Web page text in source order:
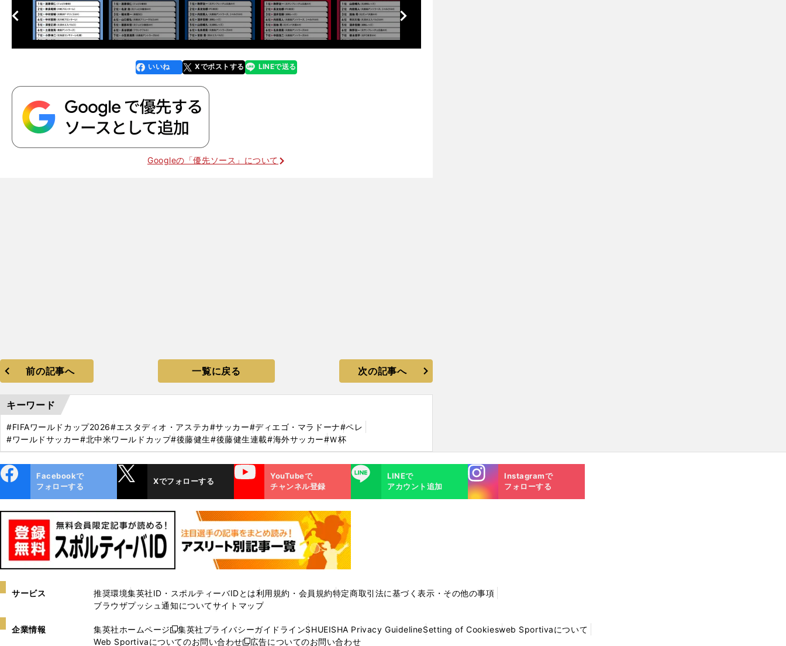
次
へ
前
へ
faceboo
k
いいね Xでポストする
line LINEで送る
Googleの「優先ソース」について
前の記事へ 一覧に戻る 次の記事へ
キーワード
#FIFAワールドカップ2026#エスタディオ・アステカ#サッカー#ディエゴ・マラドーナ#ペレ
#ワールドサッカー#北中米ワールドカップ#後藤健生#後藤健生連載#海外サッカー#Ｗ杯
ok
Facebookで
フォローする
Xでフォローする
YouTube
YouTubeで
チャンネル登録
LINE
LINEで
アカウント追加
Instagra
m
Instagramで
フォローする
サービス 推奨環境集英社ID・スポルティーバIDとは利用規約・会員規約特定商取引法に基づく表示・その他の事項
ブラウザプッシュ通知についてサイトマップ
企業情報 集英社ホームページ
新
し
集英社プライバシーガイドラインSHUEISHA Privacy GuidelineSetting of Cookiesweb Sportivaについて
Web Sportivaについてのお問い合わせ
新 広告についてのお問い合わせ